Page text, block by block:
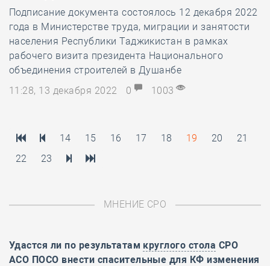
Подписание документа состоялось 12 декабря 2022
года в Министерстве труда, миграции и занятости
населения Республики Таджикистан в рамках
рабочего визита президента Национального
объединения строителей в Душанбе
11:28, 13 декабря 2022
0 1003
14 15 16 17 18 19 20
21
22
23
МНЕНИЕ СРО
Удастся ли по результатам круглого стола СРО
АСО ПОСО внести спасительные для КФ изменения